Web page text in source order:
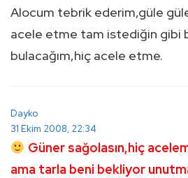
Alocum tebrik ederim,güle
acele etme tam istediğin gibi
bulacağım,hiç acele etme.
Dayko
31 Ekim 2008, 22:34
Güner sağolasın,hiç
ama tarla beni bekliyor